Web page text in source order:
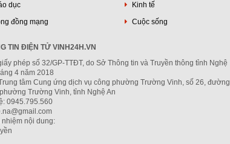
dục Kinh tế
đồng mạng Cuộc sống
TIN ĐIỆN TỬ VINH24H.VN
phép số 32/GP-TTĐT, do Sở Thông tin và Truyền thông tỉnh Nghệ
4 năm 2018
tâm Cung ứng dịch vụ công phường Trường Vinh, số 26, đường
Trường Vinh, tỉnh Nghệ An
0945.795.560
nội dung: